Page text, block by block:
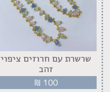
שרשרת עם חרוזים ציפוי
זהב
₪ 100